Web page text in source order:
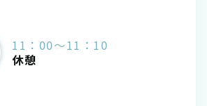
11：00～11：10
休憩